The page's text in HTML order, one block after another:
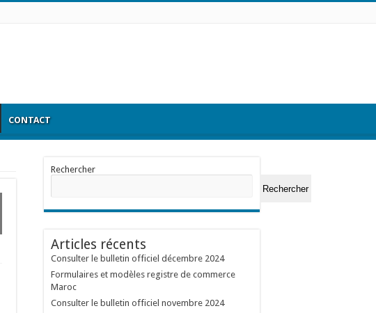
CONTACT
Rechercher
Rechercher
Articles récents
Consulter le bulletin officiel décembre 2024
Formulaires et modèles registre de commerce
Maroc
Consulter le bulletin officiel novembre 2024